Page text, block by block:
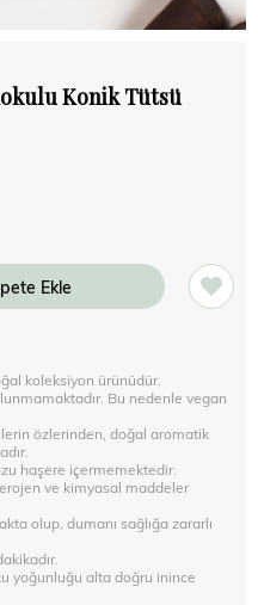
Konik Tütsü
koleksiyon ürünüdür.
Bu nedenle vegan
özlerinden, doğal aromatik
haşere içermemektedir.
ve kimyasal maddeler
olup, dumanı sağlığa zararlı
yoğunluğu alta doğru inince